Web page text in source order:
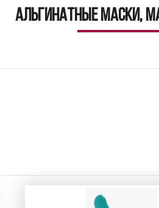
Альгинатные маски,